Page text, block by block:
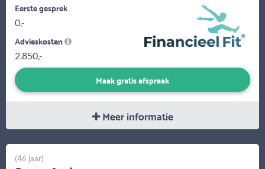
Eerste gesprek
0,-
Advieskosten
2.850,-
Maak gratis afspraak
Meer informatie
(46 jaar)